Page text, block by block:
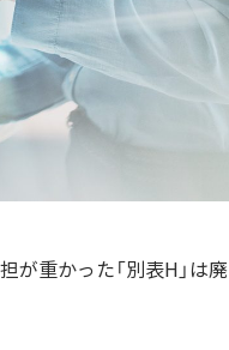
が重かった「別表H」は廃